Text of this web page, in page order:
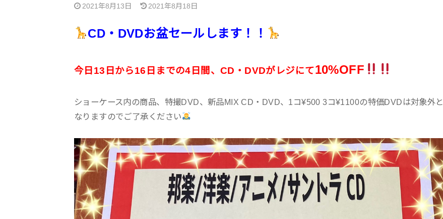
2021年8月13日 2021年8月18日
CD・DVDお盆セールします！！
今日13日から16日までの4日間、CD・DVDがレジにて10%OFF
ショーケース内の商品、特撮DVD、新品MIX CD・DVD、1コ¥500 3コ¥1100の特価DVDは対象外と
なりますのでご了承ください